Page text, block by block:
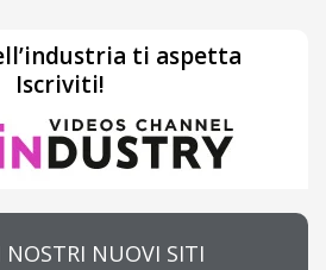
ti aspetta
Iscriviti!
NOSTRI NUOVI SITI